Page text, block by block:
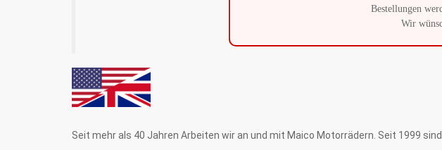
Bestellungen
Wir
Seit mehr als 40 Jahren Arbeiten wir an und mit Maico Motorrädern. Seit 1999